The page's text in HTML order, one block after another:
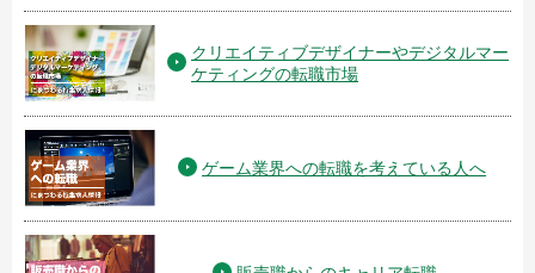
クリエイティブデザイナーやデジタルマー
ケティングの転職市場
ゲーム業界への転職を考えている人へ